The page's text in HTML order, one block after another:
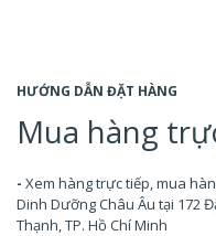
HƯỚNG DẪN ĐẶT HÀNG
Mua hàng
- Xem hàng trực tiếp, mua
Dinh Dưỡng Châu Âu tại 172
Thạnh, TP. Hồ Chí Minh